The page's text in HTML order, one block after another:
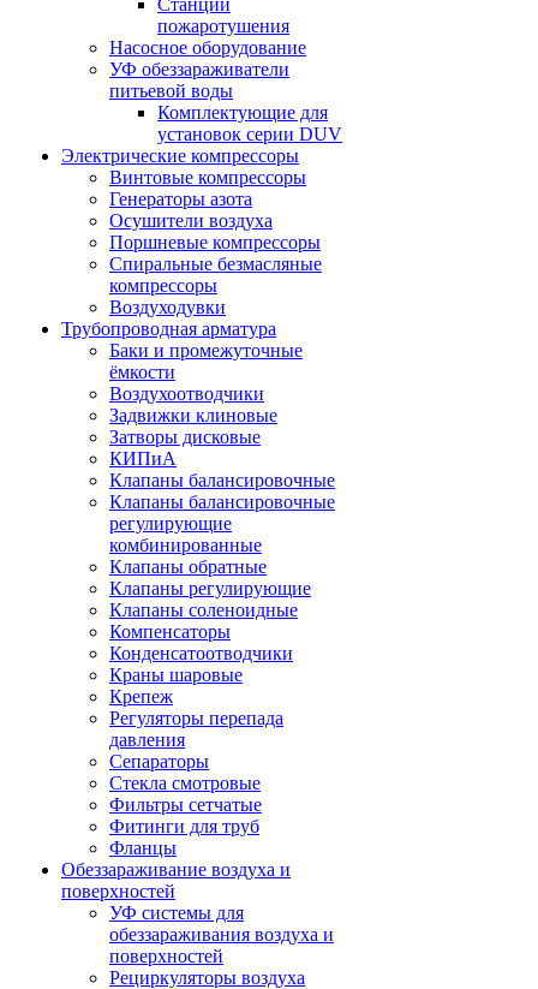
Станции
пожаротушения
Насосное оборудование
УФ обеззараживатели
питьевой воды
Комплектующие для
установок серии DUV
Электрические компрессоры
Винтовые компрессоры
Генераторы азота
Осушители воздуха
Поршневые компрессоры
Спиральные безмасляные
компрессоры
Воздуходувки
Трубопроводная арматура
Баки и промежуточные
ёмкости
Воздухоотводчики
Задвижки клиновые
Затворы дисковые
КИПиА
Клапаны балансировочные
Клапаны балансировочные
регулирующие
комбинированные
Клапаны обратные
Клапаны регулирующие
Клапаны соленоидные
Компенсаторы
Конденсатоотводчики
Краны шаровые
Крепеж
Регуляторы перепада
давления
Сепараторы
Стекла смотровые
Фильтры сетчатые
Фитинги для труб
Фланцы
Обеззараживание воздуха и
поверхностей
УФ системы для
обеззараживания воздуха и
поверхностей
Рециркуляторы воздуха